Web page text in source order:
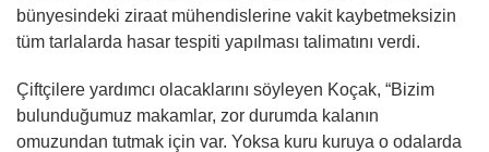
bünyesindeki ziraat mühendislerine vakit kaybetmeksizin
tüm tarlalarda hasar tespiti yapılması talimatını verdi.
Çiftçilere yardımcı olacaklarını söyleyen Koçak, “Bizim
bulunduğumuz makamlar, zor durumda kalanın
omuzundan tutmak için var. Yoksa kuru kuruya o odalarda